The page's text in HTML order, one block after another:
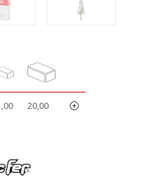
20,00